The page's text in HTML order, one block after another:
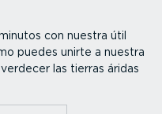
con nuestra útil
puedes unirte a nuestra
las tierras áridas